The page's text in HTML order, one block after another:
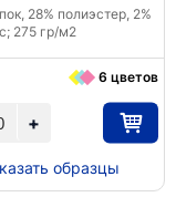
28% полиэстер, 2%
275 гр/м2
+
6 цветов
образцы